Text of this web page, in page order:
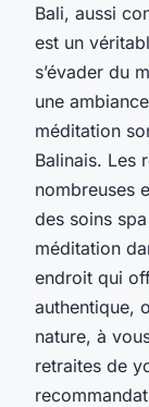
Bali, aussi
est un
s’évader du
une
méditation
Balinais. Les
nombreuses
des soins
méditation
endroit qui
authentique,
nature, à
retraites de